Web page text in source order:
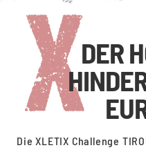
DER
Die XLETIX Challenge